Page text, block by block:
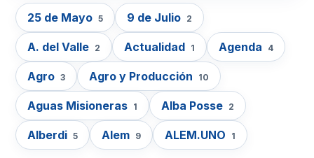
25 de Mayo 5 9 de Julio 2
A. del Valle 2 Actualidad 1 Agenda 4
Agro 3 Agro y Producción 10
Aguas Misioneras 1 Alba Posse 2
Alberdi 5 Alem 9 ALEM.UNO 1